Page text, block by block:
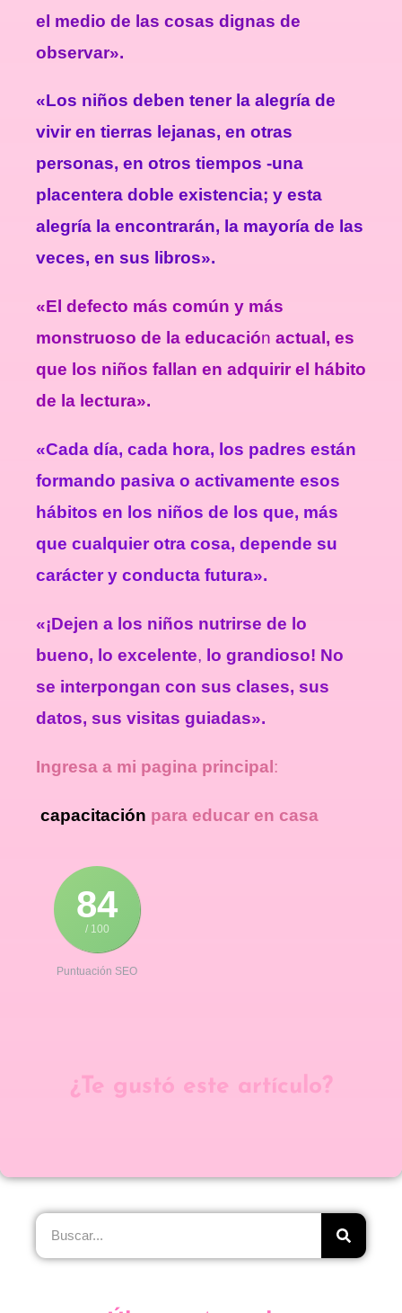
el medio de las cosas dignas de
observar».
«Los niños deben tener la alegría de
vivir en tierras lejanas, en otras
personas, en otros tiempos -una
placentera doble existencia; y esta
alegría la encontrarán, la mayoría de las
veces, en sus libros».
«El defecto más común y más
monstruoso de la educación actual, es
que los niños fallan en adquirir el hábito
de la lectura».
«Cada día, cada hora, los padres están
formando pasiva o activamente esos
hábitos en los niños de los que, más
que cualquier otra cosa, depende su
carácter y conducta futura».
«¡Dejen a los niños nutrirse de lo
bueno, lo excelente, lo grandioso! No
se interpongan con sus clases, sus
datos, sus visitas guiadas».
Ingresa a mi pagina principal :
capacitación para educar en casa
84
/ 100
Puntuación SEO
¿Te gustó este artículo?